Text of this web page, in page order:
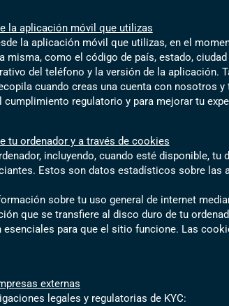
la aplicación móvil que utilizas
la aplicación móvil que utilizas, en el
misma, como el código de país, estado,
del teléfono y la versión de la
cuando creas una cuenta con
cumplimiento regulatorio y para mejorar tu
tu ordenador y a través de cookies
incluyendo, cuando esté disponible,
Estos son datos estadísticos sobre
sobre tu uso general de internet
que se transfiere al disco duro de tu
para que el sitio funcione. Las
externas
legales y regulatorias de KYC: